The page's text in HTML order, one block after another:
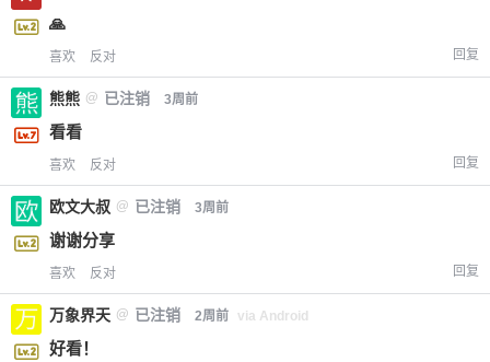
🙏
喜欢 反对 回复
熊熊 @ 已注销 3周前
看看
喜欢 反对 回复
欧文大叔 @ 已注销 3周前
谢谢分享
喜欢 反对 回复
万象界天 @ 已注销 2周前 via Android
好看！